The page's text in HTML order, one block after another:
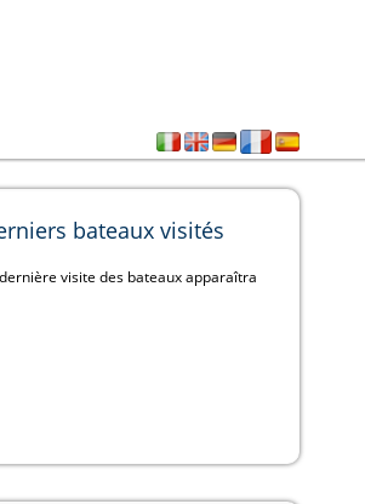
bateaux visités
visite des bateaux apparaîtra